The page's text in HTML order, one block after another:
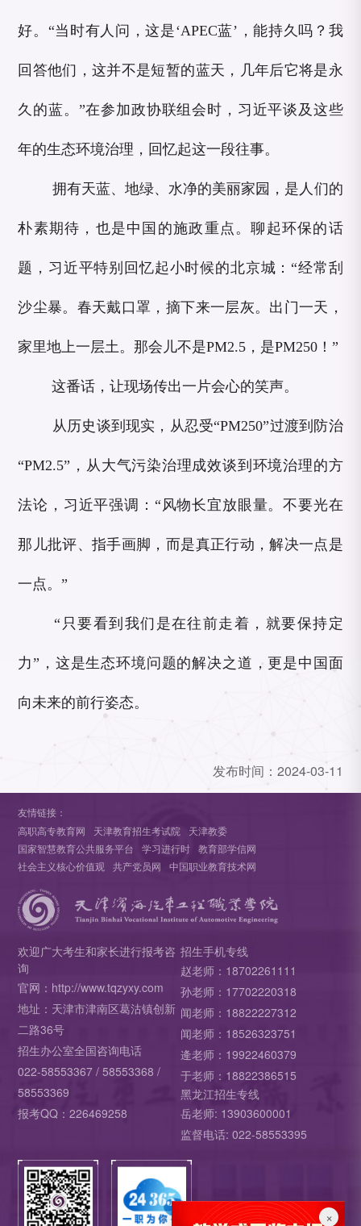
好。“当时有人问，这是‘APEC蓝’，能持久吗？我
回答他们，这并不是短暂的蓝天，几年后它将是永
久的蓝。”在参加政协联组会时，习近平谈及这些
年的生态环境治理，回忆起这一段往事。
拥有天蓝、地绿、水净的美丽家园，是人们的
朴素期待，也是中国的施政重点。聊起环保的话
题，习近平特别回忆起小时候的北京城：“经常刮
沙尘暴。春天戴口罩，摘下来一层灰。出门一天，
家里地上一层土。那会儿不是PM2.5，是PM250！”
这番话，让现场传出一片会心的笑声。
从历史谈到现实，从忍受“PM250”过渡到防治
“PM2.5”，从大气污染治理成效谈到环境治理的方
法论，习近平强调：“风物长宜放眼量。不要光在
那儿批评、指手画脚，而是真正行动，解决一点是
一点。”
“只要看到我们是在往前走着，就要保持定
力”，这是生态环境问题的解决之道，更是中国面
向未来的前行姿态。
发布时间： 2024-03-11
友情链接：
高职高专教育网
天津教育招生考试院
天津教委
国家智慧教育公共服务平台
学习进行时
教育部学信网
社会主义核心价值观
共产党员网 中国职业教育技术网
欢迎广大考生和家长进行报考咨
询
官网：http://www.tqzyxy.com
地址：天津市津南区葛沽镇创新
二路36号
招生办公室全国咨询电话
022-58553367 / 58553368 /
58553369
报考QQ：226469258
招生手机专线
赵老师：18702261111
孙老师：17702220318
闻老师：18822227312
闻老师：18526323751
逄老师：19922460379
于老师：18822386515
黑龙江招生专线
岳老师: 13903600001
监督电话: 022-58553395
×